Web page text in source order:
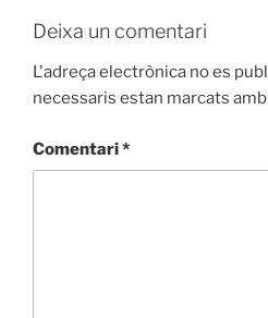
Deixa un comentari
L'adreça electrònica no es
necessaris estan marcats amb
Comentari*